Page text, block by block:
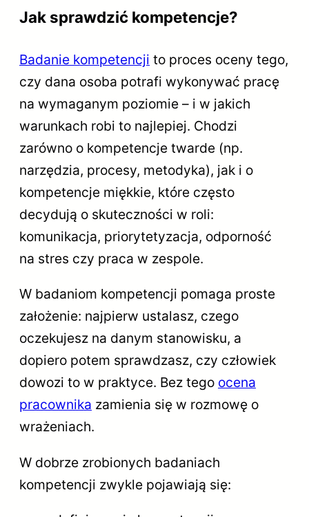
Jak sprawdzić kompetencje?
Badanie kompetencji to proces oceny tego,
czy dana osoba potrafi wykonywać pracę
na wymaganym poziomie – i w jakich
warunkach robi to najlepiej. Chodzi
zarówno o kompetencje twarde (np.
narzędzia, procesy, metodyka), jak i o
kompetencje miękkie, które często
decydują o skuteczności w roli:
komunikacja, priorytetyzacja, odporność
na stres czy praca w zespole.
W badaniom kompetencji pomaga proste
założenie: najpierw ustalasz, czego
oczekujesz na danym stanowisku, a
dopiero potem sprawdzasz, czy człowiek
dowozi to w praktyce. Bez tego ocena
pracownika zamienia się w rozmowę o
wrażeniach.
W dobrze zrobionych badaniach
kompetencji zwykle pojawiają się: